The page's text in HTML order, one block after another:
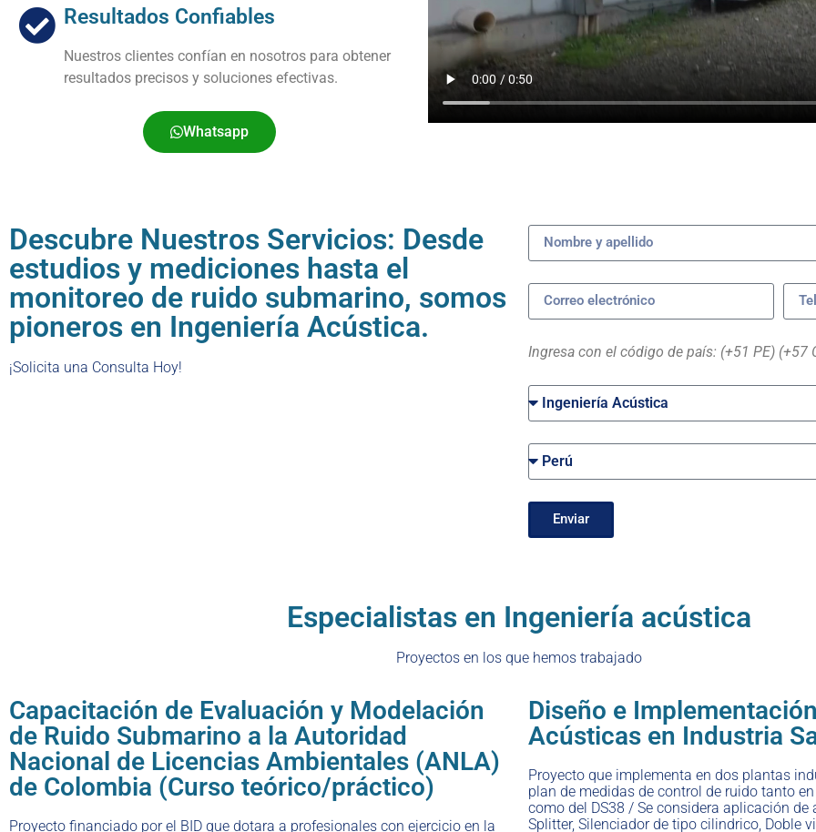
Resultados Confiables
Nuestros clientes confían en nosotros para obtener
resultados precisos y soluciones efectivas.
Whatsapp
Descubre Nuestros Servicios: Desde
estudios y mediciones hasta el
monitoreo de ruido submarino, somos
pioneros en Ingeniería Acústica.
¡Solicita una Consulta Hoy!
Ingresa con el código de país: (+51 PE) (+57
Enviar
Especialistas en Ingeniería acústica
Proyectos en los que hemos trabajado
Capacitación de Evaluación y Modelación
de Ruido Submarino a la Autoridad
Nacional de Licencias Ambientales (ANLA)
de Colombia (Curso teórico/práctico)
Proyecto financiado por el BID que dotara a profesionales con ejercicio en la
Diseño e
Acústicas en Industria
Proyecto que implementa en dos plantas
plan de medidas de control de ruido tanto
como del DS38 / Se considera aplicación
Splitter, Silenciador de tipo cilindrico, Doble